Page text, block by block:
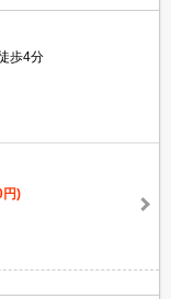
歩4分
円)